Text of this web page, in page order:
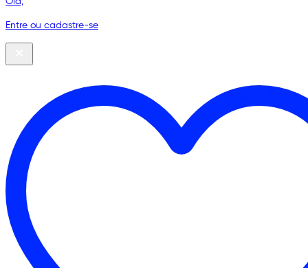
Entre ou cadastre-se